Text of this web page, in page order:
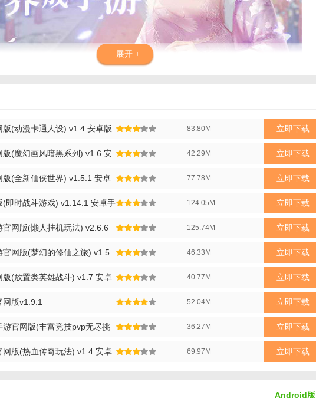
网版亮点】
先进的物理引擎技术，打造出震撼的战斗效果和流畅的操作体验。
服PVP对战，与全服玩家一决高下，争夺最强者的称号。
网版特色】
仙侣系统，玩家可以与心仪的NPC结为仙侣，共同修炼，提升双方属性。
剧情分支，玩家的选择将影响故事的发展，带来不同的结局体验。
社交系统，玩家可以结交好友、组建帮派，共同参与各种活动。
网版攻略】
手引导任务，快速了解游戏基本操作和系统。
喜好和游戏策略选择合适的门派，不同门派拥有独特的技能和玩法。
展开 +
版(动漫卡通人设) v1.4 安卓版 83.80M 立即下载
版(魔幻画风暗黑系列) v1.6 安 42.29M 立即下载
版(全新仙侠世界) v1.5.1 安卓 77.78M 立即下载
(即时战斗游戏) v1.14.1 安卓手 124.05M 立即下载
官网版(懒人挂机玩法) v2.6.6 125.74M 立即下载
官网版(梦幻的修仙之旅) v1.5 46.33M 立即下载
版(放置类英雄战斗) v1.7 安卓 40.77M 立即下载
版v1.9.1 52.04M 立即下载
游官网版(丰富竞技pvp无尽挑 36.27M 立即下载
网版(热血传奇玩法) v1.4 安卓 69.97M 立即下载
Android版